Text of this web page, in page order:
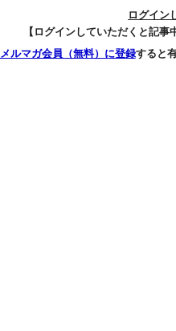
ログイン
【ログインしていただくと記事
メルマガ会員（無料）に登録すると